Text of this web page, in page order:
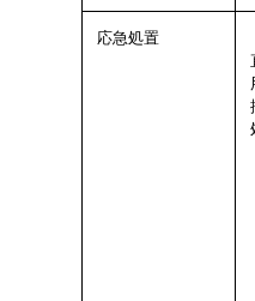
応急処置